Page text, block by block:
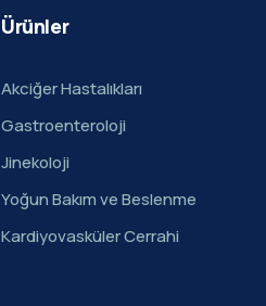
Ürünler
Akciğer Hastalıkları
Gastroenteroloji
Jinekoloji
Yoğun Bakım ve Beslenme
Kardiyovasküler Cerrahi